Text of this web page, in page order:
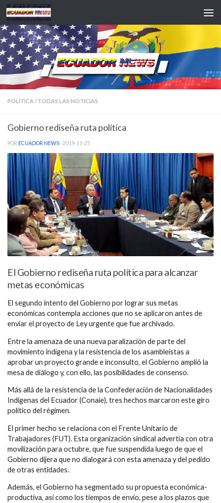
Saltar al contenido
POLÍTICA/ TODAS LAS NOTICIAS
Gobierno rediseña ruta política
POR ECUADOR NEWS · 2019-11-25
El Gobierno rediseña ruta política para alcanzar
metas económicas
El segundo intento del Gobierno por lograr sus metas
económicas contempla acciones que no se aplicaron antes de
enviar el proyecto de Ley urgente que fue archivado.
Entre la amenaza de una nueva paralización de parte del
movimiento indígena y la resistencia de los asambleístas a
aprobar un proyecto grande e inconsulto, el Gobierno amplió la
mesa de diálogo y, con ello, las posibilidades de consenso.
Más allá de la resistencia de la Confederación de Nacionalidades
Indígenas del Ecuador (Conaie), tres hechos marcaron este giro
político del régimen.
El primer hecho se relaciona con el Frente Unitario de
Trabajadores (FUT). Esta organización sindical advertía con otra
movilización para octubre, que fue suspendida luego de que el
Gobierno dijera que no dialogará con esta amenaza y del pedido
de otras entidades.
Además, el Gobierno ha segmentado su propuesta económica-
productiva, así como los tiempos de envío, pese a los plazos que